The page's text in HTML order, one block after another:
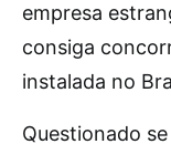
empresa
consiga
instalada no
Questionado